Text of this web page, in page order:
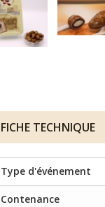
FICHE TECHNIQUE
Type d'événement
Contenance